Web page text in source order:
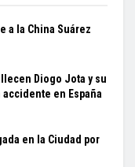
a la China Suárez
Diogo Jota y su
en España
en la Ciudad por